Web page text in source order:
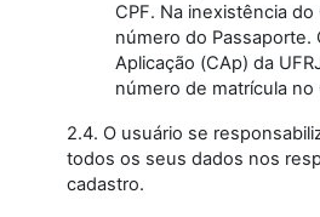
CPF. Na inexistência
número do Passaporte.
Aplicação (CAp) da
número de matrícula no
2.4. O usuário se
todos os seus dados nos
cadastro.